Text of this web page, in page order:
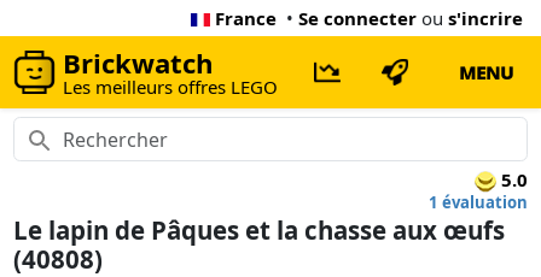
France • Se connecter ou s'incrire
Brickwatch
Les meilleurs offres LEGO
MENU
5.0
1 évaluation
Le lapin de Pâques et la chasse aux œufs
(40808)